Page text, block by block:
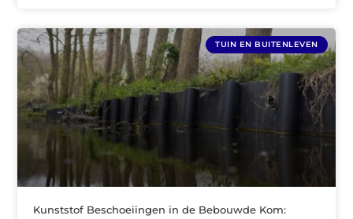
TUIN EN BUITENLEVEN
Kunststof Beschoeiingen in de Bebouwde Kom: